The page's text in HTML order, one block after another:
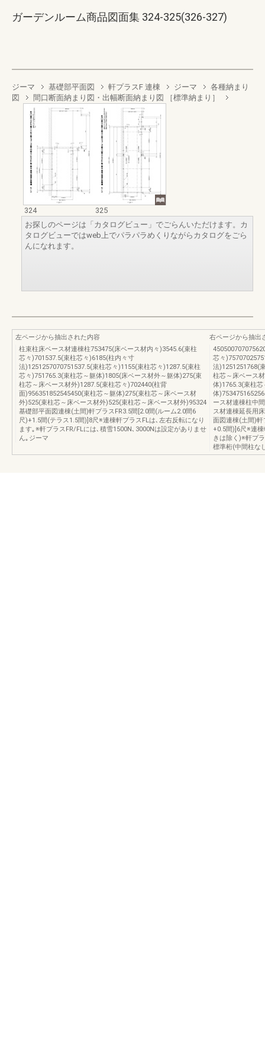
ガーデンルーム商品図面集 324-325(326-327)
ジーマ 基礎部平面図 軒プラスF 連棟 ジーマ
各種納まり
図
間口断面納まり図・出幅断面納まり図 ［標準納まり］
324
325
お探しのページは「カタログビュー」でごらんいただけます。カ
タログビューではweb上でパラパラめくりながらカタログをごら
んになれます。
左ページから抽出された内容
柱束柱床ベース材連棟柱753475(床ベース材内々)3545.6(束柱
芯々)701537.5(束柱芯々)6185(柱内々寸
法)1251257070751537.5(束柱芯々)1155(束柱芯々)1287.5(束柱
芯々)751765.3(束柱芯～躯体)1805(床ベース材外～躯体)275(束
柱芯～床ベース材外)1287.5(束柱芯々)702440(柱背
面)956351852545450(束柱芯～躯体)275(束柱芯～床ベース材
外)525(束柱芯～床ベース材外)525(束柱芯～床ベース材外)95324
基礎部平面図連棟(土間)軒プラスFR3.5間[2.0間(ルーム2.0間6
尺)+1.5間(テラス1.5間)]8尺※連棟軒プラスFLは､左右反転になり
ます｡※軒プラスFR/FLには､積雪1500N､3000Nは設定がありませ
ん｡ジーマ
右ページから抽出
芯々
法)1251251768(
柱芯～床ベース
体)1765.3(束柱
体
ース材連棟柱中
ス材連棟延長用
面図連棟(土間)軒
+0.5間)]6尺※連
きは除く)※軒プ
標準桁(中間柱な